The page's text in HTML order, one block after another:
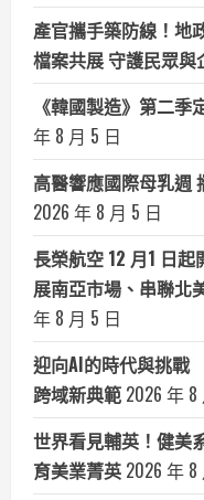
產官攜手築防線！地
檔案共展 守護民眾與
《韓國製造》第二季
年 8 月 5 日
高醫響應國際母乳週
2026 年 8 月 5 日
長榮航空 12 月1 日
展南亞市場、串聯北
年 8 月 5 日
迎向AI的時代與挑戰
跨域新典範 2026 年 8
世界看見輔英！健美
育美業菁英 2026 年 8